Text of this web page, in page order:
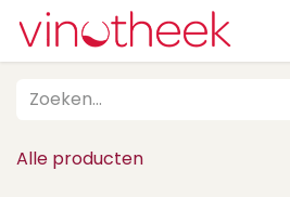
Overslaan naar inhoud
Alle producten